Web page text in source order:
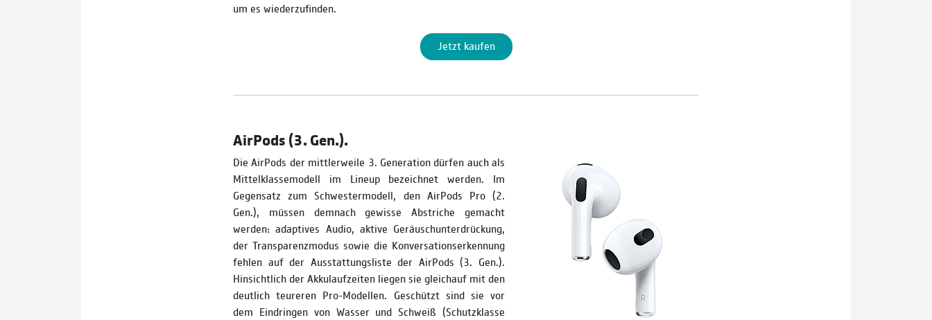
um es wiederzufinden.
Jetzt kaufen
AirPods (3. Gen.).
Die AirPods der mittlerweile 3. Generation dürfen auch als
Mittelklassemodell im Lineup bezeichnet werden. Im
Gegensatz zum Schwestermodell, den AirPods Pro (2.
Gen.), müssen demnach gewisse Abstriche gemacht
werden: adaptives Audio, aktive Geräuschunterdrückung,
der Transparenzmodus sowie die Konversationserkennung
fehlen auf der Ausstattungsliste der AirPods (3. Gen.).
Hinsichtlich der Akkulaufzeiten liegen sie gleichauf mit den
deutlich teureren Pro-Modellen. Geschützt sind sie vor
dem Eindringen von Wasser und Schweiß (Schutzklasse